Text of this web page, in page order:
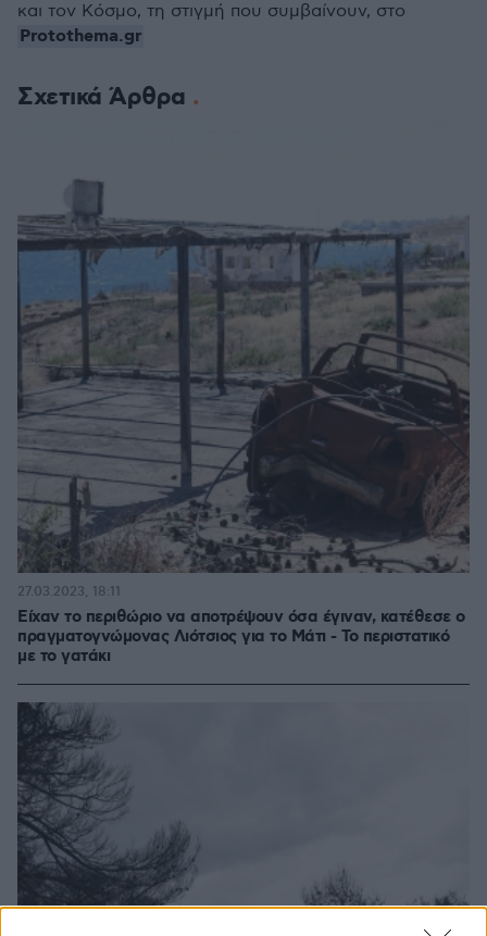
Σχετικά Άρθρα
Είχαν το περιθώριο να αποτρέψουν όσα έγιναν, κατέθεσε ο
πραγματογνώμονας Λιότσιος για το Μάτι - Το περιστατικό
με το γατάκι
27.03.2023, 18:11
και τον Κόσμο, τη στιγμή που συμβαίνουν, στο
Protothema.gr